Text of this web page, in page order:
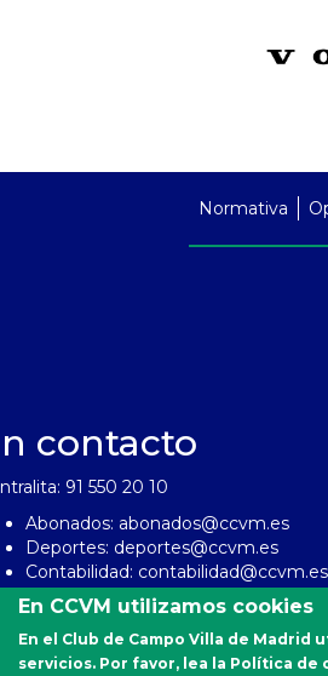
Normativa
contacto
91 550 20 10
Abonados: abonados@ccvm.es
Deportes: deportes@ccvm.es
Contabilidad: contabilidad@ccvm.es
Personal:personal@ccvm.es
En CCVM utilizamos cookies
En el Club de Campo Villa de
servicios. Por favor, lea la Política